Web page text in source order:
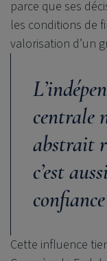
parce que ses
les conditions de
valorisation d’un
centrale
abstrait
c’est
Cette influence